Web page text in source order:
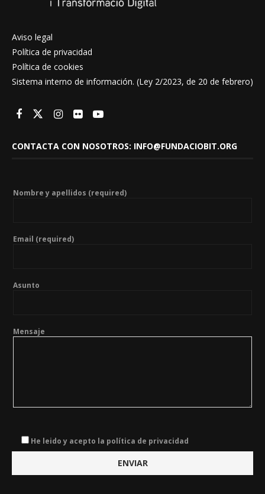
Aviso legal
Política de privacidad
Política de cookies
Sistema interno de información. (Ley 2/2023, de 20 de febrero)
CONTACTA CON NOSOTROS: INFO@FUNDACIOBIT.ORG
Nombre y apellidos (required)
Email (required)
Asunto
Mensaje
He leido y acepto la política de privacidad